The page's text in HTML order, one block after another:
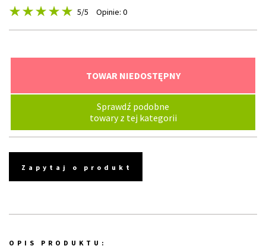
5/5 Opinie: 0
TOWAR NIEDOSTĘPNY
Sprawdź podobne
towary z tej kategorii
Zapytaj o produkt
OPIS PRODUKTU: